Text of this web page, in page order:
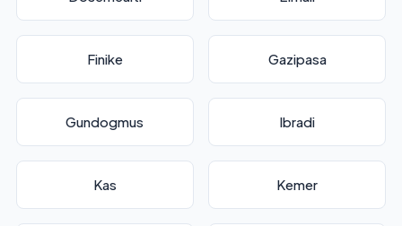
Finike Gazipasa
Gundogmus Ibradi
Kas Kemer